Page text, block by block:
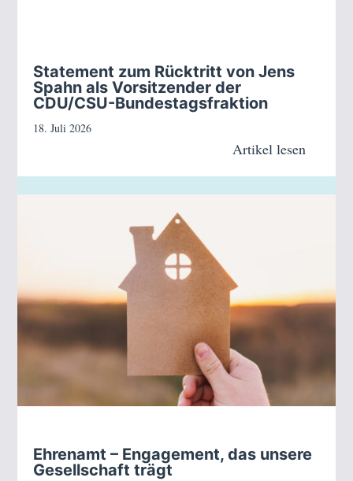
Statement zum Rücktritt von Jens
Spahn als Vorsitzender der
CDU/CSU-Bundestagsfraktion
18. Juli 2026
Artikel lesen
Ehrenamt – Engagement, das unsere
Gesellschaft trägt